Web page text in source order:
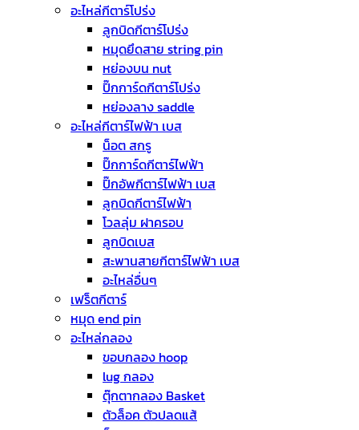
อะไหล่กีตาร์โปร่ง
ลูกบิดกีตาร์โปร่ง
หมุดยึดสาย string pin
หย่องบน nut
ปิ๊กการ์ดกีตาร์โปร่ง
หย่องลาง saddle
อะไหล่กีตาร์ไฟฟ้า เบส
น็อต สกรู
ปิ๊กการ์ดกีตาร์ไฟฟ้า
ปิ๊กอัพกีตาร์ไฟฟ้า เบส
ลูกบิดกีตาร์ไฟฟ้า
โวลลุ่ม ฝาครอบ
ลูกบิดเบส
สะพานสายกีตาร์ไฟฟ้า เบส
อะไหล่อื่นๆ
เฟร็ตกีตาร์
หมุด end pin
อะไหล่กลอง
ขอบกลอง hoop
lug กลอง
ตุ๊กตากลอง Basket
ตัวล็อค ตัวปลดแส้